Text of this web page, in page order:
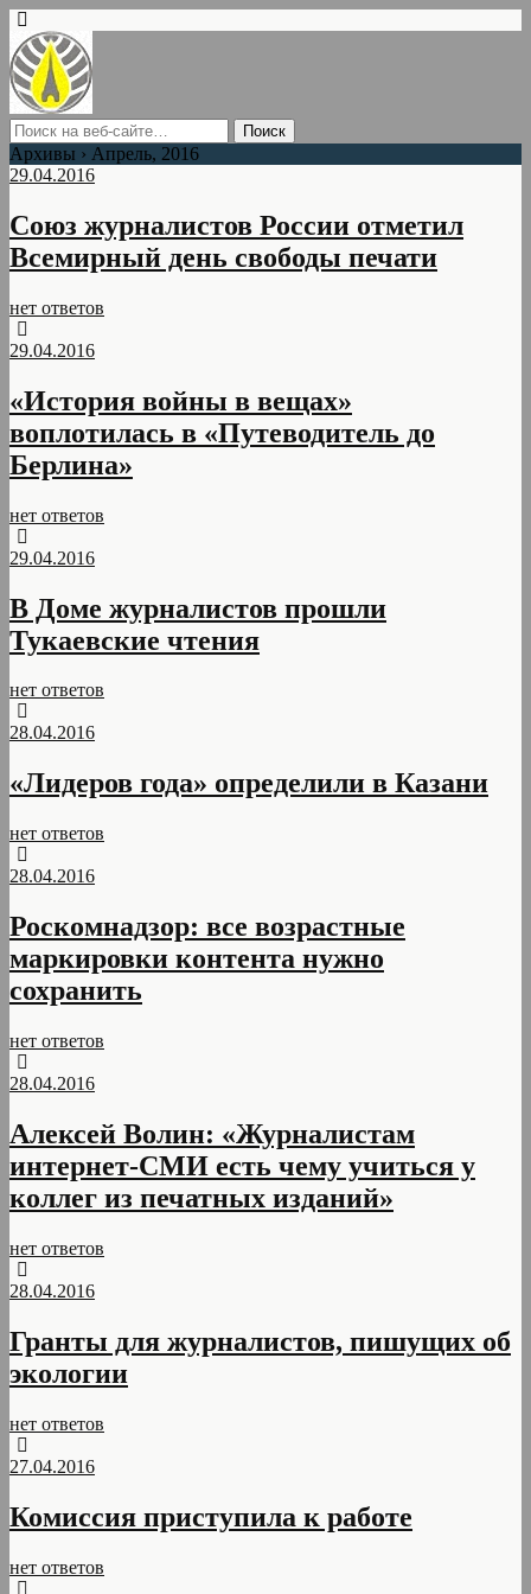
Архивы › Апрель, 2016
29.04.2016
Союз журналистов России отметил
Всемирный день свободы печати
нет ответов
29.04.2016
«История войны в вещах»
воплотилась в «Путеводитель до
Берлина»
нет ответов
29.04.2016
В Доме журналистов прошли
Тукаевские чтения
нет ответов
28.04.2016
«Лидеров года» определили в Казани
нет ответов
28.04.2016
Роскомнадзор: все возрастные
маркировки контента нужно
сохранить
нет ответов
28.04.2016
Алексей Волин: «Журналистам
интернет-СМИ есть чему учиться у
коллег из печатных изданий»
нет ответов
28.04.2016
Гранты для журналистов, пишущих об
экологии
нет ответов
27.04.2016
Комиссия приступила к работе
нет ответов